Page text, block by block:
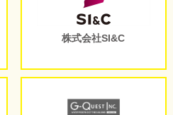
株式会社SI&C